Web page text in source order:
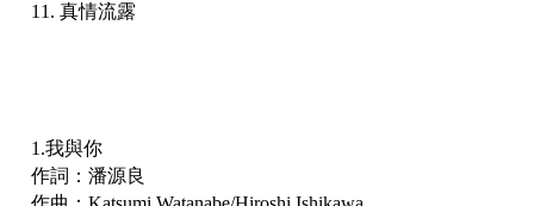
11. 真情流露
1.我與你
作詞：潘源良